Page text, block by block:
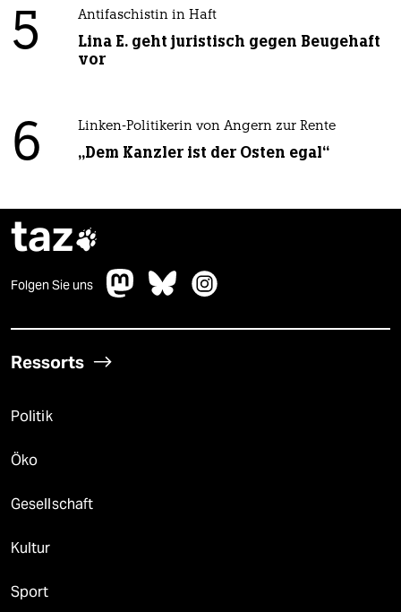
5 Antifaschistin in Haft
Lina E. geht juristisch gegen Beugehaft
vor
6 Linken-Politikerin von Angern zur Rente
„Dem Kanzler ist der Osten egal“
taz
Folgen Sie uns
Ressorts
Politik
Öko
Gesellschaft
Kultur
Sport